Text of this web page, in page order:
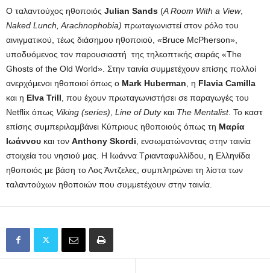
Ο ταλαντούχος ηθοποιός Julian Sands (A Room With a View,
Naked Lunch, Arachnophobia) πρωταγωνιστεί στον ρόλο του
αινιγματικού, τέως διάσημου ηθοποιού, «Bruce McPherson»,
υποδυόμενος τον παρουσιαστή της τηλεοπτικής σειράς «The
Ghosts of the Old World». Στην ταινία συμμετέχουν επίσης πολλοί
ανερχόμενοι ηθοποιοί όπως ο Mark Huberman , η Flavia Camilla
και η Elva Trill , που έχουν πρωταγωνιστήσει σε παραγωγές του
Netflix όπως Viking (series) Line of Duty και The Mentalist. Το καστ
επίσης συμπεριλαμβάνει Κύπριους ηθοποιούς όπως τη Μαρία
Ιωάννου και τον Anthony Skordi , ενσωματώνοντας στην ταινία
στοιχεία του νησιού μας. Η Ιωάννα Τριανταφυλλίδου, η Ελληνίδα
ηθοποιός με βάση το Λος Άντζελες, συμπληρώνει τη λίστα των
ταλαντούχων ηθοποιών που συμμετέχουν στην ταινία.